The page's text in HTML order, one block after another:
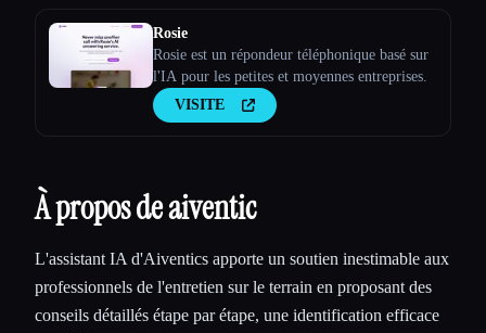
Rosie
Rosie est un répondeur téléphonique basé sur
l'IA pour les petites et moyennes entreprises.
VISITE
À propos de aiventic
L'assistant IA d'Aiventics apporte un soutien inestimable aux
professionnels de l'entretien sur le terrain en proposant des
conseils détaillés étape par étape, une identification efficace